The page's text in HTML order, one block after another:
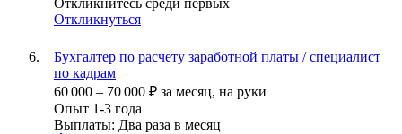
Откликнитесь среди первых
Откликнуться
Бухгалтер по расчету заработной платы / специалист
по кадрам
60 000 – 70 000 ₽ за месяц, на руки
Опыт 1-3 года
Выплаты: Два раза в месяц